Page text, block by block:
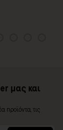
μας και
προϊόντα, τις